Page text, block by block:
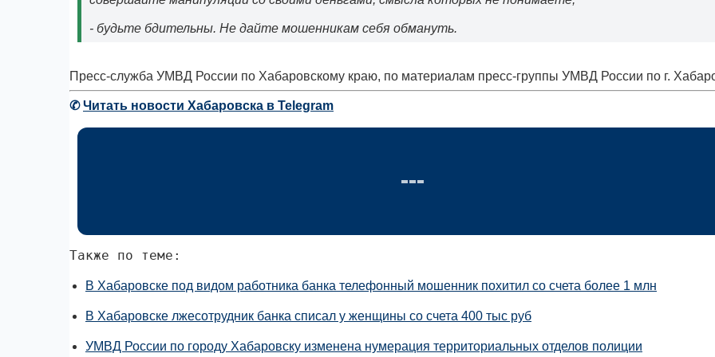
- будьте бдительны. Не дайте мошенникам себя обмануть.
Пресс-служба УМВД России по Хабаровскому краю, по материалам пресс-группы УМВД России по г.
✆Читать новости Хабаровска в Telegram
Также по теме:
В Хабаровске под видом работника банка телефонный мошенник похитил со счета более 1 млн
В Хабаровске лжесотрудник банка списал у женщины со счета 400 тыс руб
УМВД России по городу Хабаровску изменена нумерация территориальных отделов полиции